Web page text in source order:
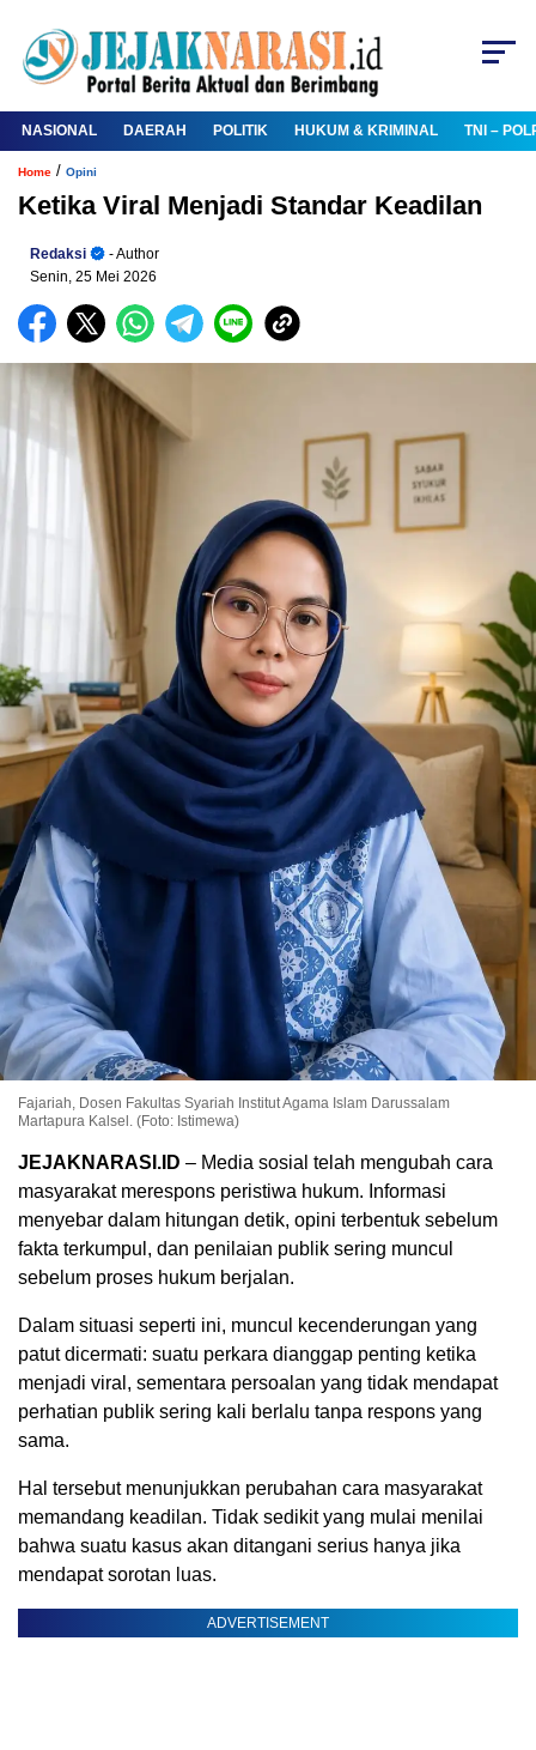
NASIONAL DAERAH POLITIK HUKUM & KRIMINAL TNI –
Home / Opini
Ketika Viral Menjadi Standar Keadilan
Redaksi
- Author
Senin, 25 Mei 2026
Fajariah, Dosen Fakultas Syariah Institut Agama Islam Darussalam
Martapura Kalsel. (Foto: Istimewa)
JEJAKNARASI.ID – Media sosial telah mengubah cara
masyarakat merespons peristiwa hukum. Informasi
menyebar dalam hitungan detik, opini terbentuk sebelum
fakta terkumpul, dan penilaian publik sering muncul
sebelum proses hukum berjalan.
Dalam situasi seperti ini, muncul kecenderungan yang
patut dicermati: suatu perkara dianggap penting ketika
menjadi viral, sementara persoalan yang tidak mendapat
perhatian publik sering kali berlalu tanpa respons yang
sama.
Hal tersebut menunjukkan perubahan cara masyarakat
memandang keadilan. Tidak sedikit yang mulai menilai
bahwa suatu kasus akan ditangani serius hanya jika
mendapat sorotan luas.
ADVERTISEMENT